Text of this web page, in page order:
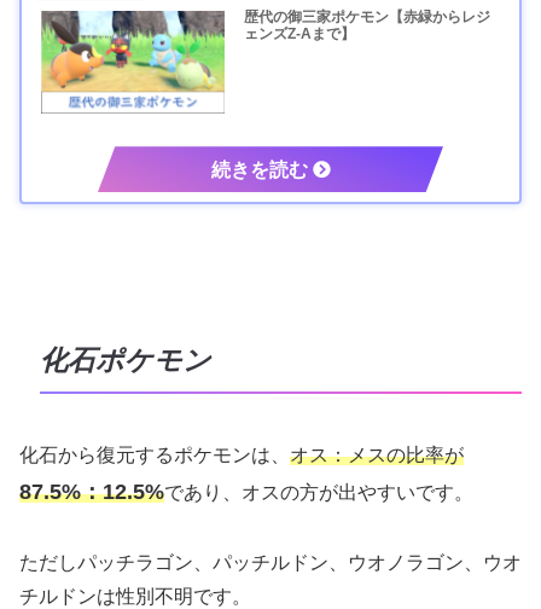
歴代の御三家ポケモン【赤緑からレジ
ェンズZ-Aまで】
化石ポケモン
化石から復元するポケモンは、 オス：メスの比率が
87.5%：12.5%であり、オスの方が出やすいです。
ただしパッチラゴン、パッチルドン、ウオノラゴン、ウオ
チルドンは性別不明です。